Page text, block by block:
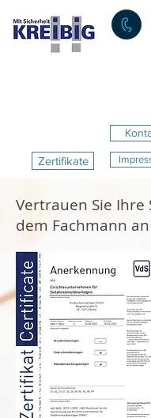
Zertifikate
Vertrauen Sie Ihre
dem Fachmann an